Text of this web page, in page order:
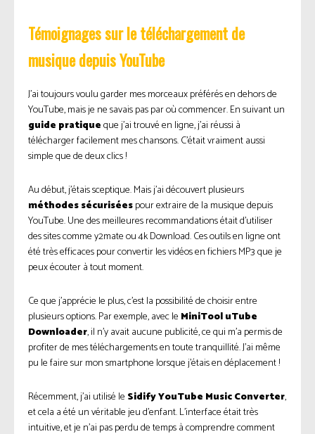
Témoignages sur le téléchargement de
musique depuis YouTube
J’ai toujours voulu garder mes morceaux préférés en dehors de
YouTube, mais je ne savais pas par où commencer. En suivant un
guide pratiqueque j’ai trouvé en ligne, j’ai réussi à
télécharger facilement mes chansons. C’était vraiment aussi
simple que de deux clics !
Au début, j’étais sceptique. Mais j’ai découvert plusieurs
méthodes sécuriséespour extraire de la musique depuis
YouTube. Une des meilleures recommandations était d’utiliser
des sites comme y2mate ou 4k Download. Ces outils en ligne ont
été très efficaces pour convertir les vidéos en fichiers MP3 que je
peux écouter à tout moment.
Ce que j’apprécie le plus, c’est la possibilité de choisir entre
plusieurs options. Par exemple, avec le MiniTool uTube
Downloader, il n’y avait aucune publicité, ce qui m’a permis de
profiter de mes téléchargements en toute tranquillité. J’ai même
pu le faire sur mon smartphone lorsque j’étais en déplacement !
Récemment, j’ai utilisé le Sidify YouTube Music Converter,
et cela a été un véritable jeu d’enfant. L’interface était très
intuitive, et je n’ai pas perdu de temps à comprendre comment